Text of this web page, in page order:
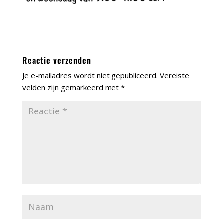
Reactie verzenden
Je e-mailadres wordt niet gepubliceerd. Vereiste
velden zijn gemarkeerd met *